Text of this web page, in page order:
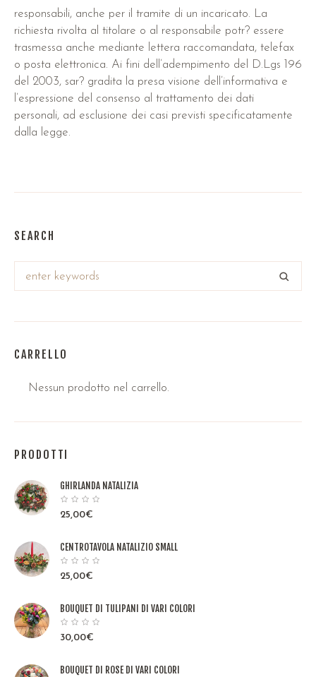
responsabili, anche per il tramite di un incaricato. La
richiesta rivolta al titolare o al responsabile potr? essere
trasmessa anche mediante lettera raccomandata, telefax
o posta elettronica. Ai fini dell’adempimento del D.Lgs 196
del 2003, sar? gradita la presa visione dell’informativa e
l’espressione del consenso al trattamento dei dati
personali, ad esclusione dei casi previsti specificatamente
dalla legge.
SEARCH
CARRELLO
Nessun prodotto nel carrello.
PRODOTTI
GHIRLANDA NATALIZIA
25,00€
CENTROTAVOLA NATALIZIO SMALL
25,00€
BOUQUET DI TULIPANI DI VARI COLORI
30,00€
BOUQUET DI ROSE DI VARI COLORI